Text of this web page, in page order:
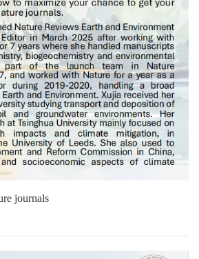
journals